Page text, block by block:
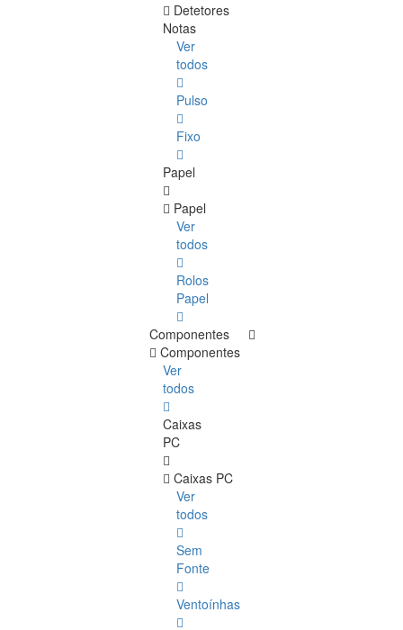
Detetores
Notas
Ver
todos
Pulso
Fixo
Papel
Papel
Ver
todos
Rolos
Papel
Componentes
Componentes
Ver
todos
Caixas
PC
Caixas PC
Ver
todos
Sem
Fonte
Ventoínhas